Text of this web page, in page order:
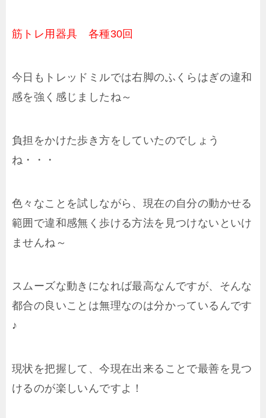
筋トレ用器具 各種30回
今日もトレッドミルでは右脚のふくらはぎの違和
感を強く感じましたね～
負担をかけた歩き方をしていたのでしょう
ね・・・
色々なことを試しながら、現在の自分の動かせる
範囲で違和感無く歩ける方法を見つけないといけ
ませんね～
スムーズな動きになれば最高なんですが、そんな
都合の良いことは無理なのは分かっているんです
♪
現状を把握して、今現在出来ることで最善を見つ
けるのが楽しいんですよ！